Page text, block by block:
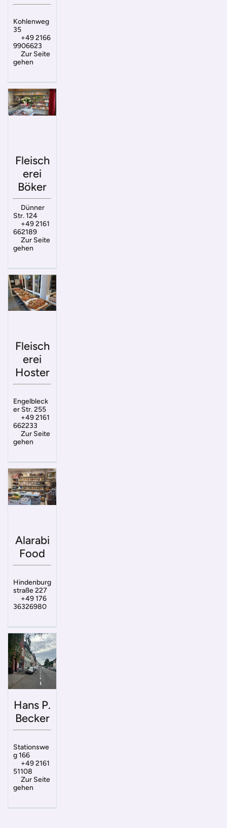
Kohlenweg
35
+49 2166
9906623
Zur Seite
gehen
Fleisch
erei
Böker
Dünner
Str. 124
+49 2161
662189
Zur Seite
gehen
Fleisch
erei
Hoster
Engelbleck
er Str. 255
+49 2161
662233
Zur Seite
gehen
Alarabi
Food
Hindenburg
straße 227
+49 176
36326980
Hans P.
Becker
Stationswe
g 166
+49 2161
51108
Zur Seite
gehen